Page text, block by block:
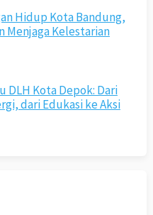
Hidup Kota Bandung,
Menjaga Kelestarian
DLH Kota Depok: Dari
dari Edukasi ke Aksi